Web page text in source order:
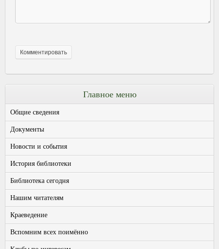
Главное меню
Общие сведения
Документы
Новости и события
История библиотеки
Библиотека сегодня
Нашим читателям
Краеведение
Вспомним всех поимённо